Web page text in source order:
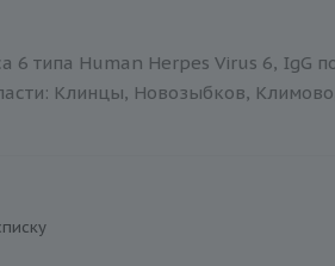
6 типа Human Herpes Virus 6, IgG
Клинцы, Новозыбков,